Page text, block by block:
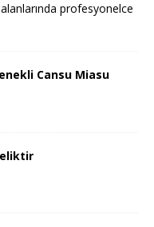
profesyonelce
Cansu Miasu